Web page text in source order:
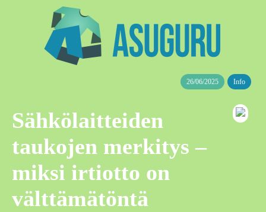
26/06/2025 Info
Sähkölaitteiden
taukojen merkitys –
miksi irtiotto on
välttämätöntä